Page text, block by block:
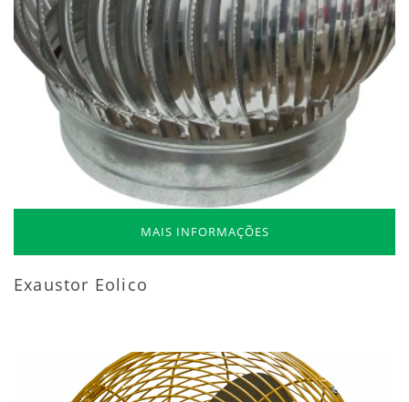
MAIS INFORMAÇÕES
Exaustor Eolico